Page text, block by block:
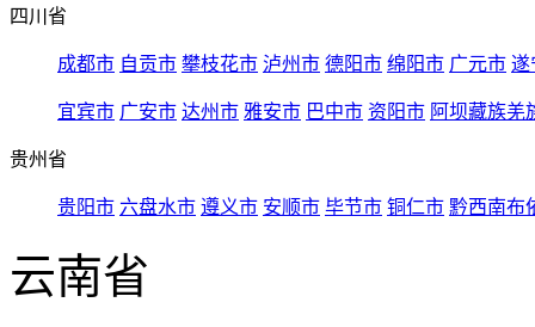
四川省
成都市 自贡市 攀枝花市 泸州市 德阳市 绵阳市 广元市 遂
宜宾市 广安市 达州市 雅安市 巴中市 资阳市 阿坝藏族羌
贵州省
贵阳市 六盘水市 遵义市 安顺市 毕节市 铜仁市 黔西南布
云南省